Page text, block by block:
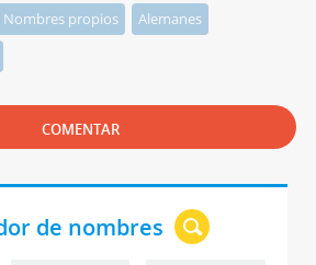
Nombres propios
Alemanes
COMENTAR
de nombres